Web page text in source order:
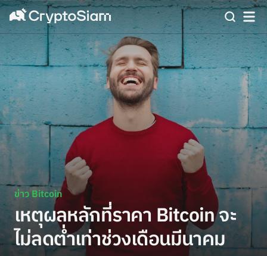
ข่าว Bitcoin
เหตุผลหลักที่ราคา Bitcoin จะ
ไม่ลดต่ำเท่าช่วงเดือนมีนาคม